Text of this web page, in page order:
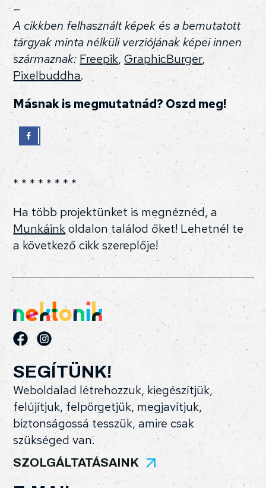
—
A cikkben felhasznált képek és a bemutatott
tárgyak minta nélküli verziójának képei innen
származnak: Freepik,GraphicBurger,
Pixelbuddha.
Másnak is megmutatnád? Oszd meg!
* * * * * * * *
Ha több projektünket is megnéznéd, a
Munkáinkoldalon találod őket! Lehetnél te
a következő cikk szereplője!
SEGÍTÜNK!
Weboldalad létrehozzuk, kiegészítjük,
felújítjuk, felpörgetjük, megjavítjuk,
biztonságossá tesszük, amire csak
szükséged van.
SZOLGÁLTATÁSAINK